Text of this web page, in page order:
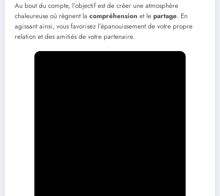
Au bout du compte, l’objectif est de créer une atmosphère
chaleureuse où règnent la compréhension et le partage. En
agissant ainsi, vous favorisez l’épanouissement de votre propre
relation et des amitiés de votre partenaire.